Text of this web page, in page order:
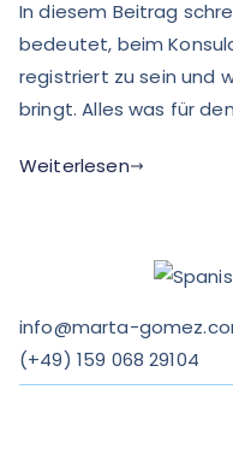
In diesem Beitrag
bedeutet, beim
registriert zu sein und
bringt. Alles was für
Weiterlesen
info@marta-
(+49) 159 068 29104